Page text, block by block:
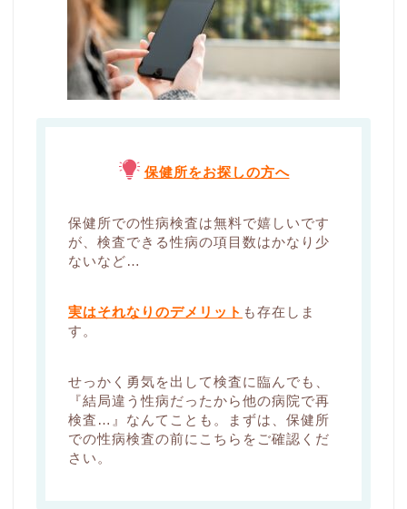
保健所をお探しの方へ
保健所での性病検査は無料で嬉しいです
が、検査できる性病の項目数はかなり少
ないなど…
実はそれなりのデメリット も存在しま
す。
せっかく勇気を出して検査に臨んでも、
『結局違う性病だったから他の病院で再
検査…』なんてことも。まずは、保健所
での性病検査の前にこちらをご確認くだ
さい。